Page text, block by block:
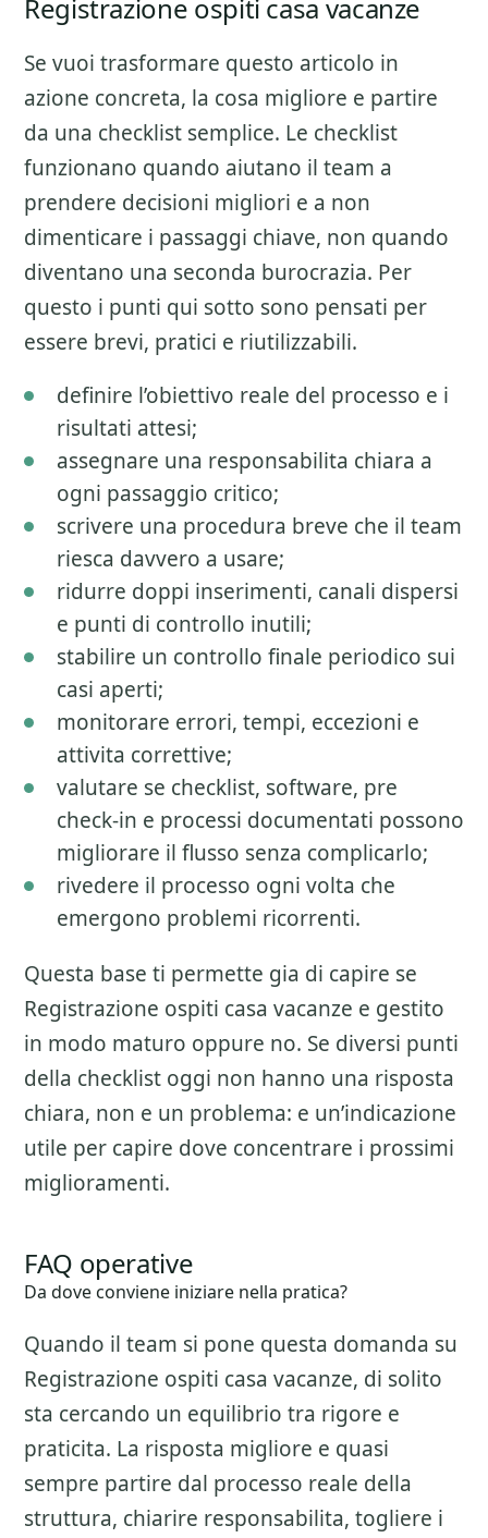
Registrazione ospiti casa vacanze
Se vuoi trasformare questo articolo in
azione concreta, la cosa migliore e partire
da una checklist semplice. Le checklist
funzionano quando aiutano il team a
prendere decisioni migliori e a non
dimenticare i passaggi chiave, non quando
diventano una seconda burocrazia. Per
questo i punti qui sotto sono pensati per
essere brevi, pratici e riutilizzabili.
definire l’obiettivo reale del processo e i
risultati attesi;
assegnare una responsabilita chiara a
ogni passaggio critico;
scrivere una procedura breve che il team
riesca davvero a usare;
ridurre doppi inserimenti, canali dispersi
e punti di controllo inutili;
stabilire un controllo finale periodico sui
casi aperti;
monitorare errori, tempi, eccezioni e
attivita correttive;
valutare se checklist, software, pre
check-in e processi documentati possono
migliorare il flusso senza complicarlo;
rivedere il processo ogni volta che
emergono problemi ricorrenti.
Questa base ti permette gia di capire se
Registrazione ospiti casa vacanze e gestito
in modo maturo oppure no. Se diversi punti
della checklist oggi non hanno una risposta
chiara, non e un problema: e un’indicazione
utile per capire dove concentrare i prossimi
miglioramenti.
FAQ operative
Da dove conviene iniziare nella pratica?
Quando il team si pone questa domanda su
Registrazione ospiti casa vacanze, di solito
sta cercando un equilibrio tra rigore e
praticita. La risposta migliore e quasi
sempre partire dal processo reale della
struttura, chiarire responsabilita, togliere i